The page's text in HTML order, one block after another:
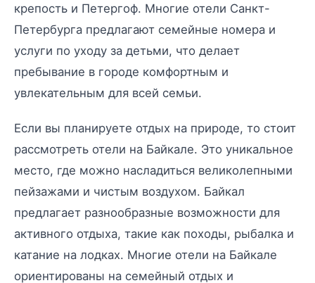
крепость и Петергоф. Многие отели Санкт-
Петербурга предлагают семейные номера и
услуги по уходу за детьми, что делает
пребывание в городе комфортным и
увлекательным для всей семьи.
Если вы планируете отдых на природе, то стоит
рассмотреть отели на Байкале. Это уникальное
место, где можно насладиться великолепными
пейзажами и чистым воздухом. Байкал
предлагает разнообразные возможности для
активного отдыха, такие как походы, рыбалка и
катание на лодках. Многие отели на Байкале
ориентированы на семейный отдых и